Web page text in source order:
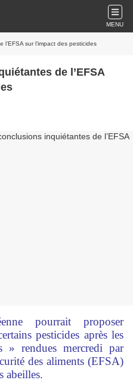
MENU
sur l’impact des pesticides
de l’EFSA
pourrait proposer
pesticides après les
» rendues mercredi par
des aliments (EFSA)
abeilles.